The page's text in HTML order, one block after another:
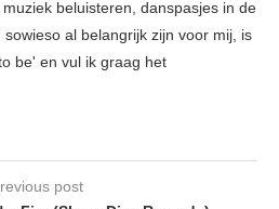
beluisteren, danspasjes in de
al belangrijk zijn voor mij, is
be' en vul ik graag het
post